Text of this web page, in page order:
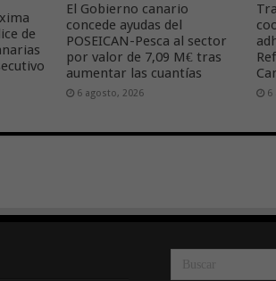
de
El Gobierno canario
concede ayudas del
POSEICAN-Pesca al sector
por valor de 7,09 M€ tras
aumentar las cuantías
6 agosto, 2026 6